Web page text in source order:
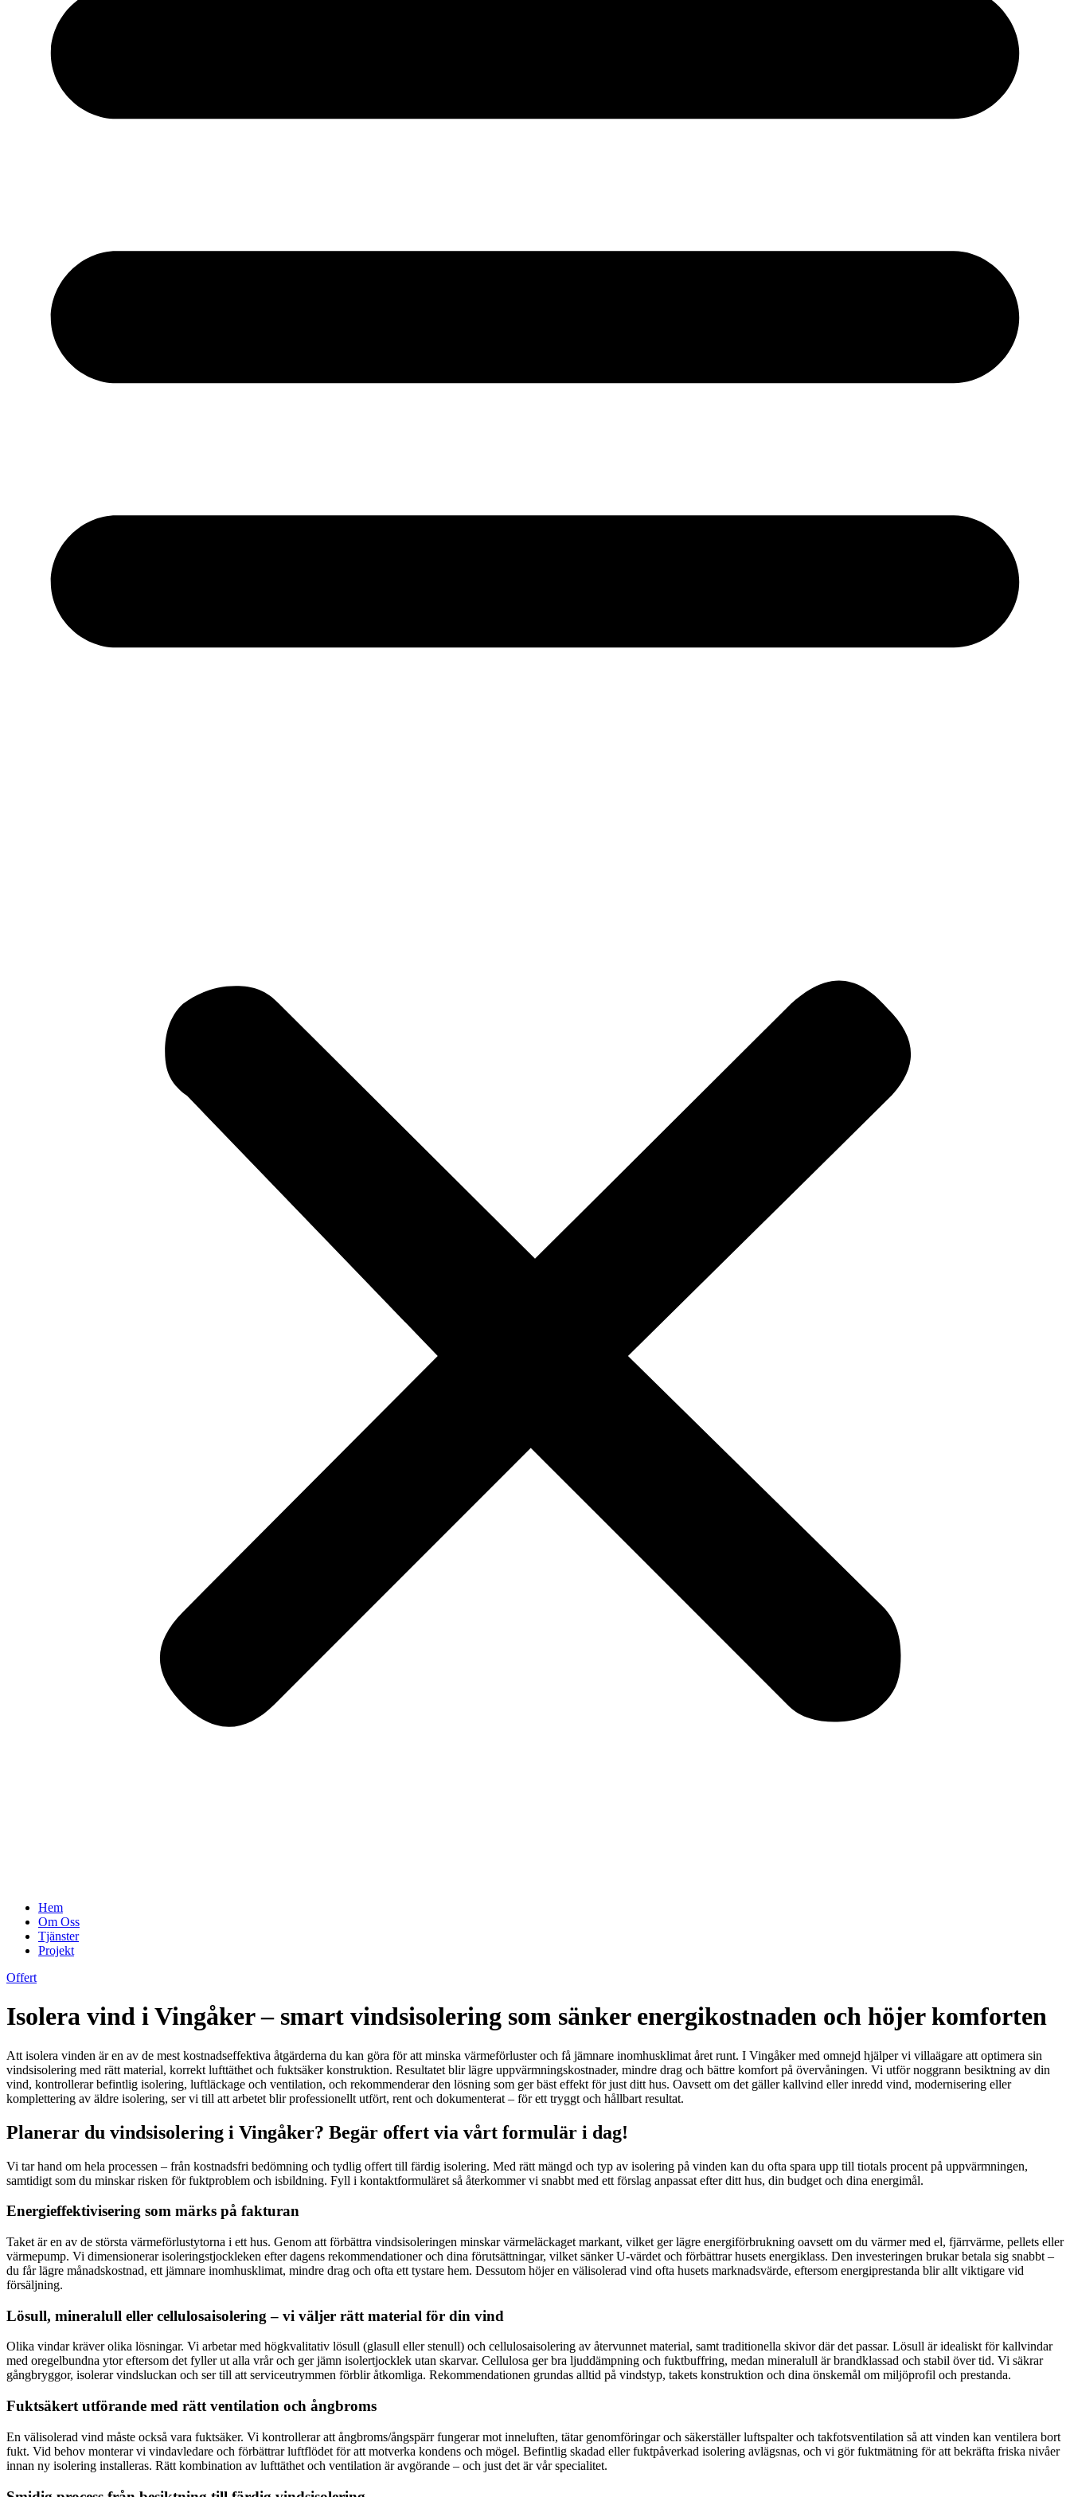
Hem
Om Oss
Tjänster
Projekt
Offert
Isolera vind i Vingåker – smart vindsisolering som sänker energikostnaden och höjer komforten
Att isolera vinden är en av de mest kostnadseffektiva åtgärderna du kan göra för att minska värmeförluster och få jämnare inomhusklimat året runt. I Vingåker med omnejd hjälper vi villaägare att optimera sin
vindsisolering med rätt material, korrekt lufttäthet och fuktsäker konstruktion. Resultatet blir lägre uppvärmningskostnader, mindre drag och bättre komfort på övervåningen. Vi utför noggrann besiktning av din
vind, kontrollerar befintlig isolering, luftläckage och ventilation, och rekommenderar den lösning som ger bäst effekt för just ditt hus. Oavsett om det gäller kallvind eller inredd vind, modernisering eller
komplettering av äldre isolering, ser vi till att arbetet blir professionellt utfört, rent och dokumenterat – för ett tryggt och hållbart resultat.
Planerar du vindsisolering i Vingåker? Begär offert via vårt formulär i dag!
Vi tar hand om hela processen – från kostnadsfri bedömning och tydlig offert till färdig isolering. Med rätt mängd och typ av isolering på vinden kan du ofta spara upp till tiotals procent på uppvärmningen,
samtidigt som du minskar risken för fuktproblem och isbildning. Fyll i kontaktformuläret så återkommer vi snabbt med ett förslag anpassat efter ditt hus, din budget och dina energimål.
Energieffektivisering som märks på fakturan
Taket är en av de största värmeförlustytorna i ett hus. Genom att förbättra vindsisoleringen minskar värmeläckaget markant, vilket ger lägre energiförbrukning oavsett om du värmer med el, fjärrvärme, pellets eller
värmepump. Vi dimensionerar isoleringstjockleken efter dagens rekommendationer och dina förutsättningar, vilket sänker U-värdet och förbättrar husets energiklass. Den investeringen brukar betala sig snabbt –
du får lägre månadskostnad, ett jämnare inomhusklimat, mindre drag och ofta ett tystare hem. Dessutom höjer en välisolerad vind ofta husets marknadsvärde, eftersom energiprestanda blir allt viktigare vid
försäljning.
Lösull, mineralull eller cellulosaisolering – vi väljer rätt material för din vind
Olika vindar kräver olika lösningar. Vi arbetar med högkvalitativ lösull (glasull eller stenull) och cellulosaisolering av återvunnet material, samt traditionella skivor där det passar. Lösull är idealiskt för kallvindar
med oregelbundna ytor eftersom det fyller ut alla vrår och ger jämn isolertjocklek utan skarvar. Cellulosa ger bra ljuddämpning och fuktbuffring, medan mineralull är brandklassad och stabil över tid. Vi säkrar
gångbryggor, isolerar vindsluckan och ser till att serviceutrymmen förblir åtkomliga. Rekommendationen grundas alltid på vindstyp, takets konstruktion och dina önskemål om miljöprofil och prestanda.
Fuktsäkert utförande med rätt ventilation och ångbroms
En välisolerad vind måste också vara fuktsäker. Vi kontrollerar att ångbroms/ångspärr fungerar mot inneluften, tätar genomföringar och säkerställer luftspalter och takfotsventilation så att vinden kan ventilera bort
fukt. Vid behov monterar vi vindavledare och förbättrar luftflödet för att motverka kondens och mögel. Befintlig skadad eller fuktpåverkad isolering avlägsnas, och vi gör fuktmätning för att bekräfta friska nivåer
innan ny isolering installeras. Rätt kombination av lufttäthet och ventilation är avgörande – och just det är vår specialitet.